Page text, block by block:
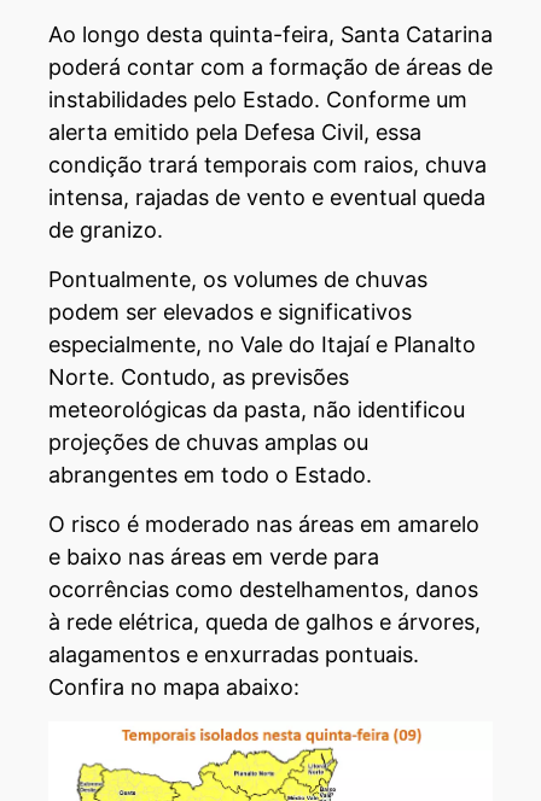
Ao longo desta quinta-feira, Santa Catarina
poderá contar com a formação de áreas de
instabilidades pelo Estado. Conforme um
alerta emitido pela Defesa Civil, essa
condição trará temporais com raios, chuva
intensa, rajadas de vento e eventual queda
de granizo.
Pontualmente, os volumes de chuvas
podem ser elevados e significativos
especialmente, no Vale do Itajaí e Planalto
Norte. Contudo, as previsões
meteorológicas da pasta, não identificou
projeções de chuvas amplas ou
abrangentes em todo o Estado.
O risco é moderado nas áreas em amarelo
e baixo nas áreas em verde para
ocorrências como destelhamentos, danos
à rede elétrica, queda de galhos e árvores,
alagamentos e enxurradas pontuais.
Confira no mapa abaixo: